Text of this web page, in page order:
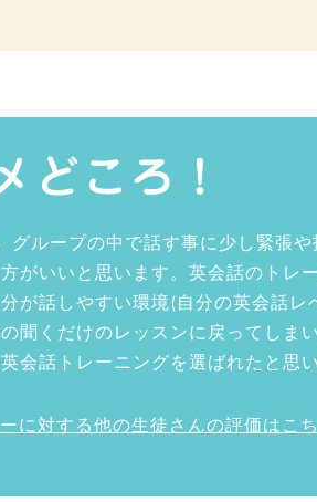
グループの中で話す事に少し緊張
がいいと思います。英会話のトレ
が話しやすい環境(自分の英会話
聞くだけのレッスンに戻ってしま
会話トレーニングを選ばれたと思
に対する他の生徒さんの評価はこ